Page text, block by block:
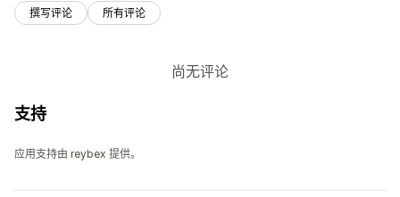
撰写评论 所有评论
尚无评论
支持
应用支持由 reybex 提供。